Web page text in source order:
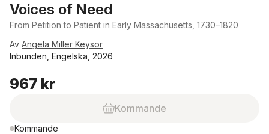
Voices of Need
From Petition to Patient in Early Massachusetts, 1730–1820
Av Angela Miller Keysor
Inbunden, Engelska, 2026
967 kr
Kommande
Kommande